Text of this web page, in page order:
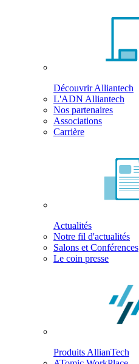
Découvrir Alliantech
L'ADN Alliantech
Nos partenaires
Associations
Carrière
Actualités
Notre fil d'actualités
Salons et Conférences
Le coin presse
Produits AllianTech